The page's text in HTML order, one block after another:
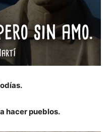
hacer pueblos.